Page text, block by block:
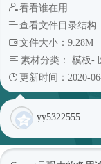
看看谁在用
查看文件目录结构
文件大小：9.28M
素材分类： 模板-
更新时间：2020-
yy5322555